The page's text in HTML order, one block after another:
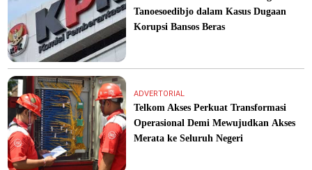
Tanoesoedibjo dalam Kasus Dugaan
Korupsi Bansos Beras
ADVERTORIAL
Telkom Akses Perkuat Transformasi
Operasional Demi Mewujudkan Akses
Merata ke Seluruh Negeri